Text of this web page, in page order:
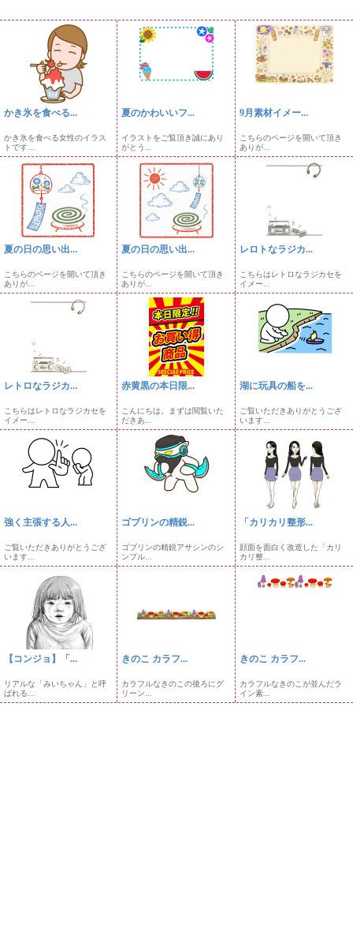
かき氷を食べる...
かき氷を食べる女性のイラス
トです...
夏のかわいいフ...
イラストをご覧頂き誠にあり
がとう...
9月素材イメー...
こちらのページを開いて頂き
ありが...
夏の日の思い出...
こちらのページを開いて頂き
ありが...
夏の日の思い出...
こちらのページを開いて頂き
ありが...
レロトなラジカ...
こちらはレトロなラジカセを
イメー...
レトロなラジカ...
こちらはレトロなラジカセを
イメー...
赤黄黒の本日限...
こんにちは。まずは閲覧いた
だきあ...
湖に玩具の船を...
ご覧いただきありがとうござ
います...
強く主張する人...
ご覧いただきありがとうござ
います...
ゴブリンの精鋭...
ゴブリンの精鋭アサシンのシ
ンプル...
「カリカリ整形...
顔面を面白く改造した「カリ
カリ整...
【コンジョ】「...
リアルな「みいちゃん」と呼
ばれる...
きのこ カラフ...
カラフルなきのこの後ろにグ
リーン...
きのこ カラフ...
カラフルなきのこが並んだラ
イン素...